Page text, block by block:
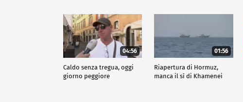
04:56
Caldo senza tregua, oggi
giorno peggiore
01:56
Riapertura di Hormuz,
manca il sì di Khamenei